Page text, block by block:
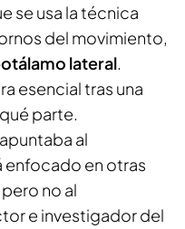
se usa la técnica
del movimiento,
lateral.
esencial tras una
parte.
al
enfocado en otras
no al
e investigador del